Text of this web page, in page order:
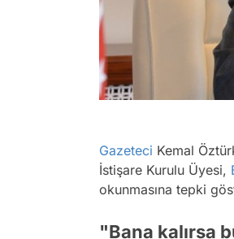
Gazeteci Kemal
İstişare Kurulu Üyesi,
okunmasına tepki
"Bana kalırsa